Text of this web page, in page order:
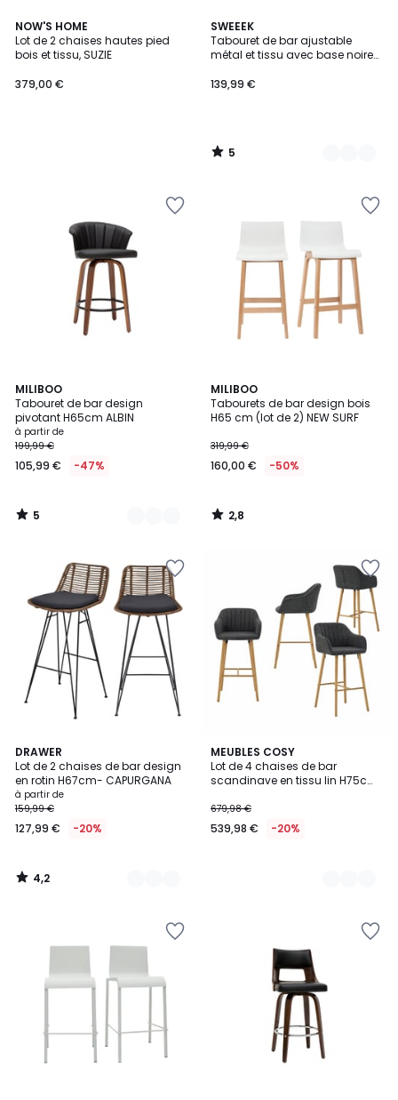
NOW'S HOME
Lot de 2 chaises hautes pied
bois et tissu, SUZIE
379,00 €
SWEEEK
Tabouret de bar ajustable
métal et tissu avec base noire
139,99 €
5
/
5
3
Couleurs
5
/
MILIBOO
Tabouret de bar design
pivotant H65cm ALBIN
à partir de
199,99 €
105,99 € -47%
5
/
5
2
Couleurs
5
/
MILIBOO
Tabourets de bar design bois
H65 cm (lot de 2) NEW SURF
319,99 €
160,00 € -50%
2,8
/ 5
2,8
/
DRAWER
Lot de 2 chaises de bar design
en rotin H67cm- CAPURGANA
à partir de
159,99 €
127,99 € -20%
4,2
/ 5
2
Couleurs
4,2
/
MEUBLES COSY
Lot de 4 chaises de bar
scandinave en tissu lin H75cm,
679,98 €
539,98 € -20%
2
Couleurs